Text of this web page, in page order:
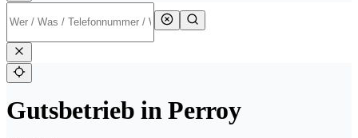
Gutsbetrieb in Perroy